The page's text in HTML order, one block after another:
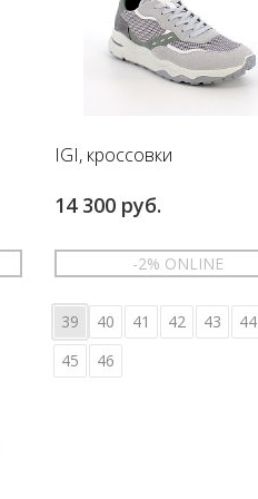
IGI, кроссовки
14 300 руб.
-2% ONLINE
39 40 41 42 43
44
45
46